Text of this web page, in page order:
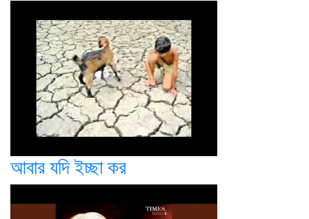
আবার যদি ইচ্ছা কর